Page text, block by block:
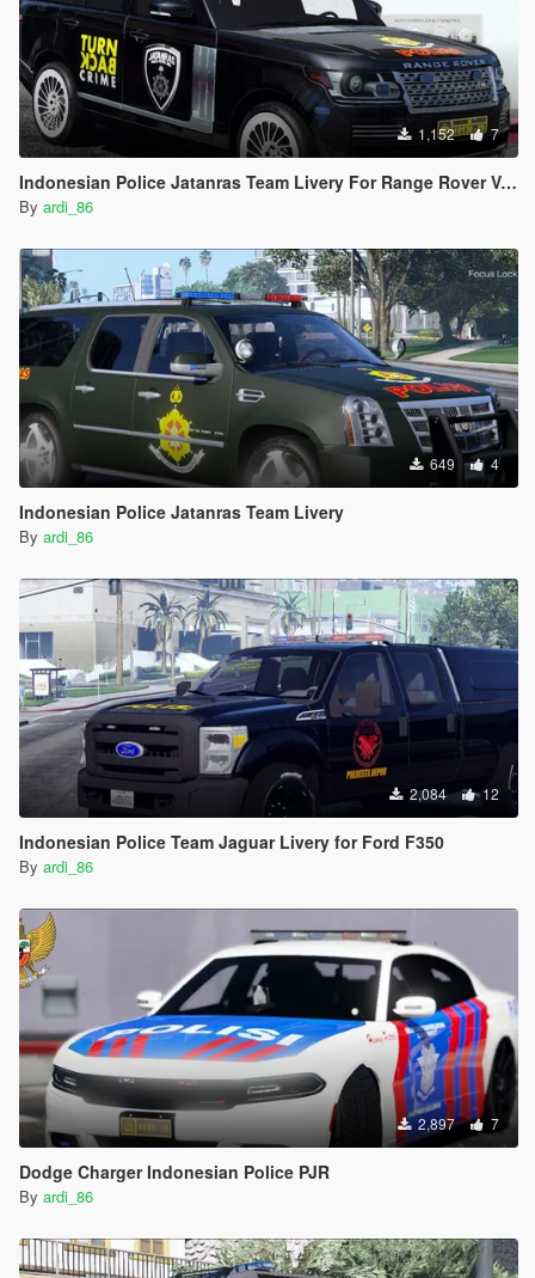
1,152 7
Indonesian Police Jatanras Team Livery For Range Rover Vogue
By ardi_86
649 4
Indonesian Police Jatanras Team Livery
By ardi_86
2,084 12
Indonesian Police Team Jaguar Livery for Ford F350
By ardi_86
2,897 7
Dodge Charger Indonesian Police PJR
By ardi_86